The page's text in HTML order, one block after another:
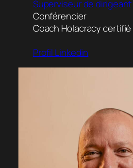
Superviseur de dirigeant
Conférencier
Coach Holacracy certifié
Profil Linkedin